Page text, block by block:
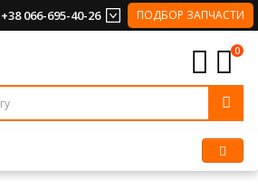
+38 066-695-40-26 ПОДБОР ЗАПЧАСТИ
0